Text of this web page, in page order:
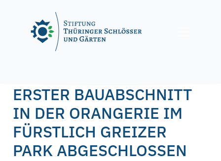
ERSTER BAUABSCHNITT
IN DER ORANGERIE IM
FÜRSTLICH GREIZER
PARK ABGESCHLOSSEN